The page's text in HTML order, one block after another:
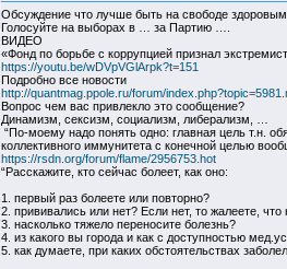
Обсуждение что лучше быть на свободе
Голосуйте на выборах в … за Партию ….
ВИДЕО
«Фонд по борьбе с коррупцией признал
https://youtu.be/wDVpVGlArpk?t=151
Подробно все новости
http://quantmag.ppole.ru/forum/
Вопрос чем вас привлекло это сообщение?
Динамизм, сексизм, социализм, либерализм, …
“По-моему надо понять одно: главная цель т.н.
коллективного иммунитета с конечной целью
https://rsdn.org/forum/flame/2956753.hot
“Расскажите, кто сейчас болеет, как оно:
1. первый раз болеете или повторно?
2. прививались или нет? Если нет, то жалеете, что
3. насколько тяжело переносите болезнь?
4. из какого вы города и как с доступностью
5. как думаете, при каких обстоятельствах